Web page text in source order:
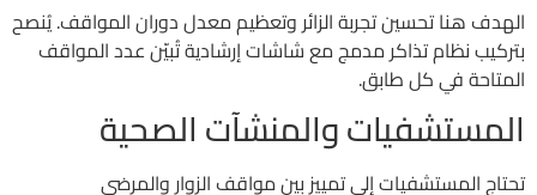
الهدف هنا تحسين تجربة الزائر وتعظيم معدل دوران المواقف. يُنصح
بتركيب نظام تذاكر مدمج مع شاشات إرشادية تُبيّن عدد المواقف
المتاحة في كل طابق.
المستشفيات والمنشآت الصحية
تحتاج المستشفيات إلى تمييز بين مواقف الزوار والمرضى